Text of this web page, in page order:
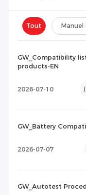
Tout
Liste de
Document de
GW_Compatibility
products-EN
2026-07-10 (
GW_Battery
2026-07-07
GW_Autotest